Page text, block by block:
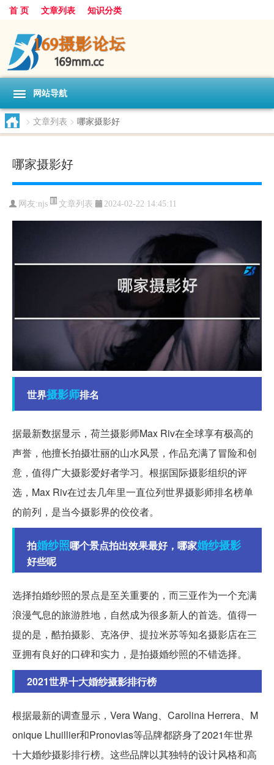
首 页 文章列表 知识分类
网站导航
> 文章列表 > 哪家摄影好
哪家摄影好
网友:njs 文章列表 2024-02-22 14:45:11
世界摄影师排名
据最新数据显示，荷兰摄影师Max Riv在全球享有极高的
声誉，他擅长拍摄壮丽的山水风景，作品充满了冒险和创
意，值得广大摄影爱好者学习。根据国际摄影组织的评
选，Max Riv在过去几年里一直位列世界摄影师排名榜单
的前列，是当今摄影界的佼佼者。
拍婚纱照哪个景点拍出效果最好，哪家婚纱摄影
好些呢
选择拍婚纱照的景点是至关重要的，而三亚作为一个充满
浪漫气息的旅游胜地，自然成为很多新人的首选。值得一
提的是，酷拍摄影、克洛伊、提拉米苏等知名摄影店在三
亚拥有良好的口碑和实力，是拍摄婚纱照的不错选择。
2021世界十大婚纱摄影排行榜
根据最新的调查显示，Vera Wang、Carolina Herrera、M
onique Lhuillier和Pronovias等品牌都跻身了2021年世界
十大婚纱摄影排行榜。这些品牌以其独特的设计风格和高